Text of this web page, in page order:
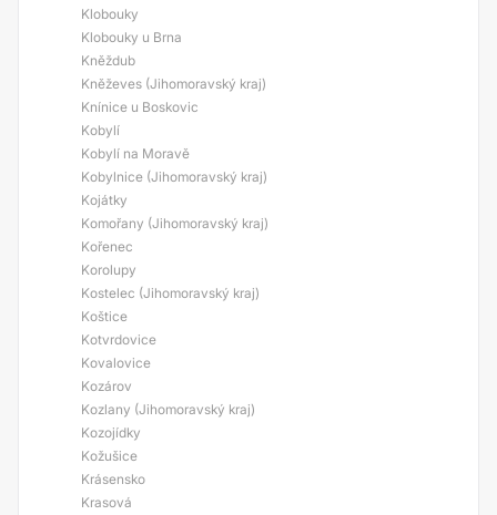
Klobouky
Klobouky u Brna
Kněždub
Kněževes (Jihomoravský kraj)
Knínice u Boskovic
Kobylí
Kobylí na Moravě
Kobylnice (Jihomoravský kraj)
Kojátky
Komořany (Jihomoravský kraj)
Kořenec
Korolupy
Kostelec (Jihomoravský kraj)
Koštice
Kotvrdovice
Kovalovice
Kozárov
Kozlany (Jihomoravský kraj)
Kozojídky
Kožušice
Krásensko
Krasová